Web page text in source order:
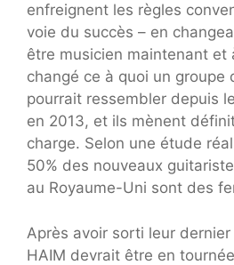
enfreignent les règles
voie du succès – en
être musicien maintenant et
changé ce à quoi un groupe
pourrait ressembler depuis
en 2013, et ils mènent
charge. Selon une étude
50% des nouveaux
au Royaume-Uni sont des
Après avoir sorti leur
HAIM devrait être en